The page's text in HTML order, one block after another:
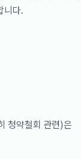
니다.
청약철회 관련)은